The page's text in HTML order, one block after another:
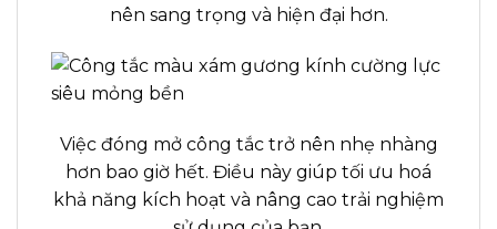
nên sang trọng và hiện đại hơn.
Việc đóng mở công tắc trở nên nhẹ nhàng
hơn bao giờ hết. Điều này giúp tối ưu hoá
khả năng kích hoạt và nâng cao trải nghiệm